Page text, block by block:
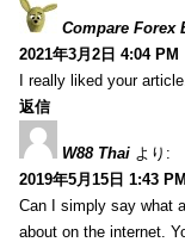
Compare Forex
2021年3月2日 4:04 PM
I really liked your
返信
W88 Thai より:
2019年5月15日 1:43 PM
Can I simply say what
about on the internet.